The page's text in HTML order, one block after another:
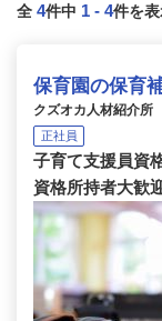
全 4件中 1 - 4件を
保育園の保育
クズオカ人材紹介所
正社員
子育て支援員資
資格所持者大歓